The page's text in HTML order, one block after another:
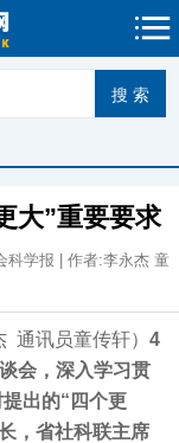
大”重要要求
科学报 | 作者:李永杰 童
通讯员童传轩） 4
会，深入学习贯
出的“四个更
，省社科联主席